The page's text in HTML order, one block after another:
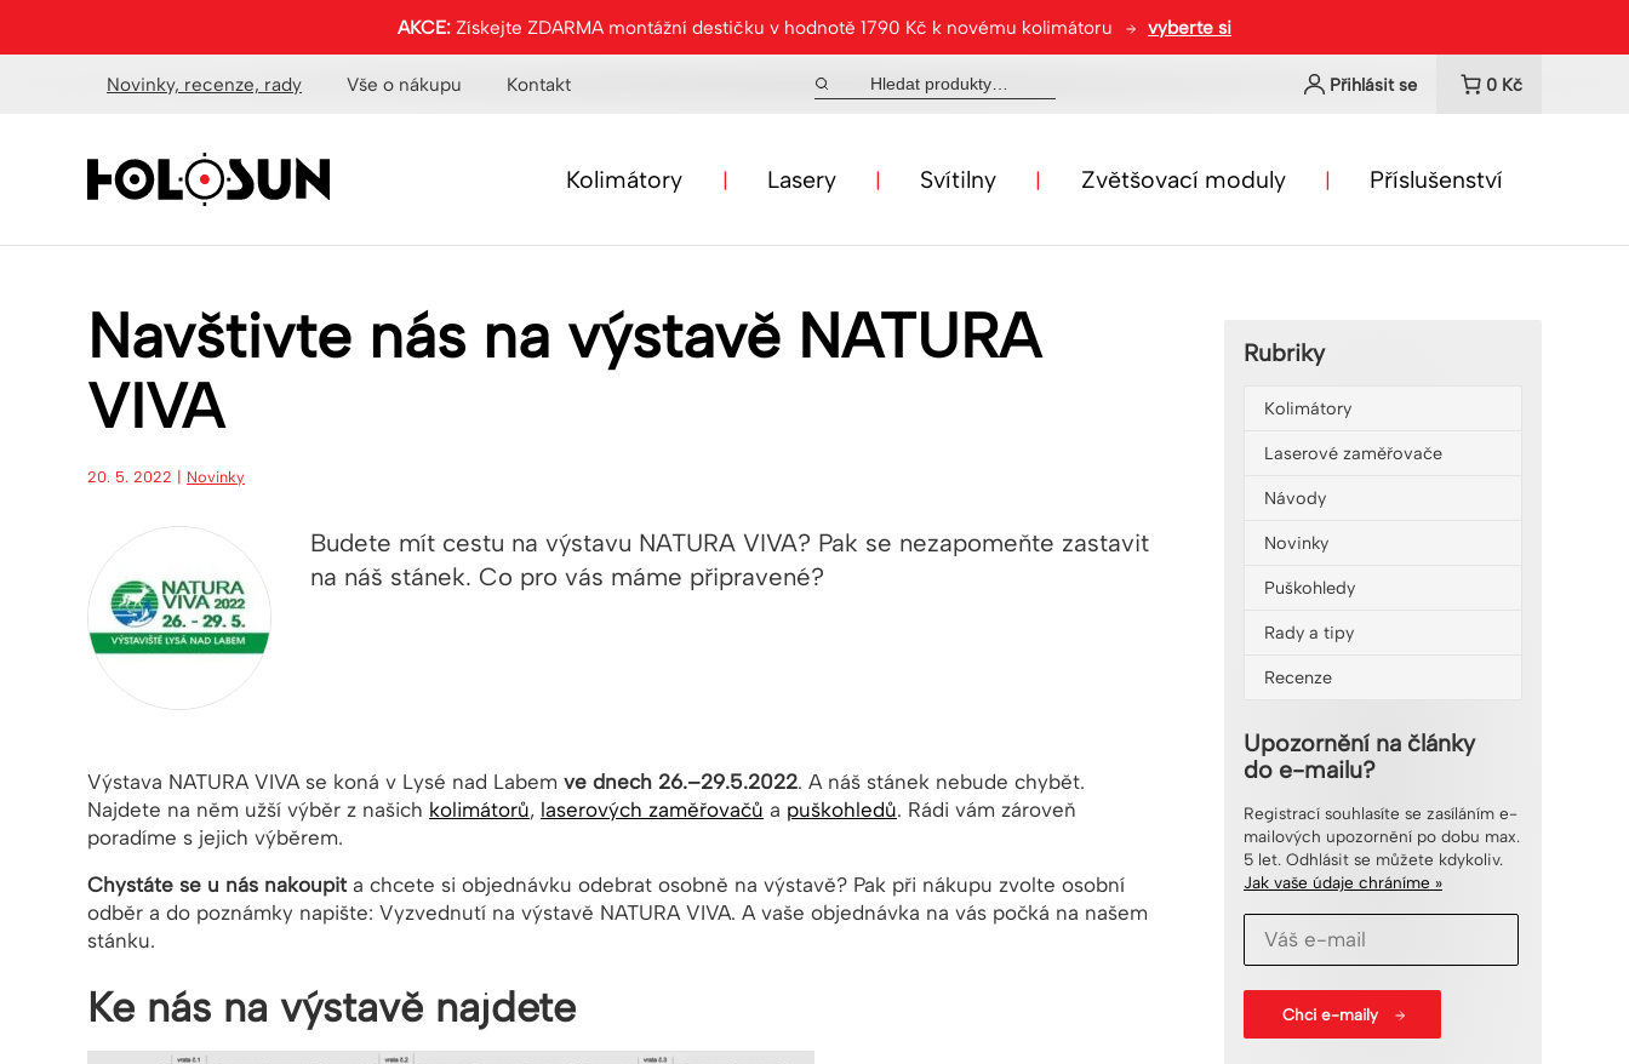
AKCE: Získejte ZDARMA montážní destičku v hodnotě 1790 Kč k novému kolimátoru vyberte si
Novinky, recenze, rady Vše o nákupu Kontakt Přihlásit se 0 Kč
Kolimátory Lasery Svítilny Zvětšovací moduly Příslušenství
Navštivte nás na výstavě NATURA
VIVA
20. 5. 2022 | Novinky
Budete mít cestu na výstavu NATURA VIVA? Pak se nezapomeňte zastavit
na náš stánek. Co pro vás máme připravené?
Výstava NATURA VIVA se koná v Lysé nad Labem ve dnech 26.–29.5.2022. A náš stánek nebude chybět.
Najdete na něm užší výběr z našich kolimátorů, laserových zaměřovačů a puškohledů. Rádi vám zároveň
poradíme s jejich výběrem.
Chystáte se u nás nakoupit a chcete si objednávku odebrat osobně na výstavě? Pak při nákupu zvolte osobní
odběr a do poznámky napište: Vyzvednutí na výstavě NATURA VIVA. A vaše objednávka na vás počká na našem
stánku.
Ke nás na výstavě najdete
Rubriky
Kolimátory
Laserové zaměřovače
Návody
Novinky
Puškohledy
Rady a tipy
Recenze
Upozornění na články
do e-mailu?
Registrací souhlasíte se zasíláním e-
mailových upozornění po dobu max.
5 let. Odhlásit se můžete kdykoliv.
Jak vaše údaje chráníme »